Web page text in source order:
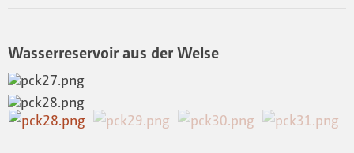
Wasserreservoir aus der Welse